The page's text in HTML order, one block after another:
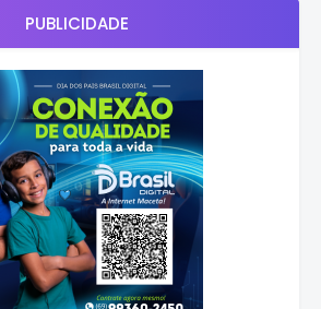
PUBLICIDADE